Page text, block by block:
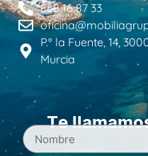
868 16 87 33
P.º la Fuente, 14,
Murcia
Te